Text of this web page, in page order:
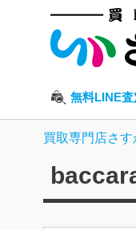
無料LINE査
買取専門店さす